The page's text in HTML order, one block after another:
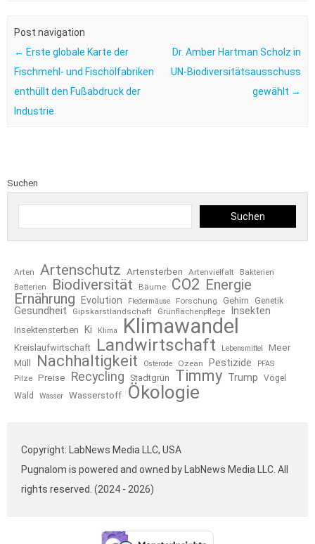
Post navigation
← Erste globale Karte der
Fischmehl- und Fischölfabriken
enthüllt den Fußabdruck der
Industrie
Dr. Amber Hartman Scholz in
UN-Biodiversitätsausschuss
gewählt →
Suchen
Suchen
Arten Artenschutz Artensterben Artenvielfalt
Bakterien
Batterien
Biodiversität Bäume CO2 Energie
Ernährung
Evolution Fledermäuse Forschung Gehirn Genetik
Gesundheit Gipskarstlandschaft Grünflächenpflege Insekten
Insektensterben Ki Klima Klimawandel
Kreislaufwirtschaft Landwirtschaft Lebensmittel
Meer
Müll
Nachhaltigkeit Osterode Ozean Pestizide PFAS
Pilze Preise Recycling Stadtgrün Timmy Trump
Vögel
Wald
Wasser Wasserstoff Ökologie
Copyright: LabNews Media LLC, USA
Pugnalom is powered and owned by LabNews Media LLC. All
rights reserved. (2024 - 2026)